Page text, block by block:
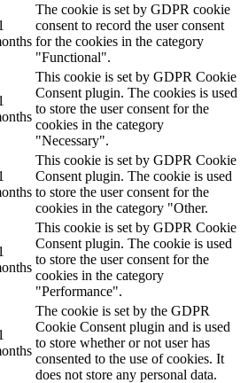
The cookie is set by GDPR cookie
consent to record the user consent
for the cookies in the category
"Functional".
This cookie is set by GDPR Cookie
Consent plugin. The cookies is used
to store the user consent for the
cookies in the category
"Necessary".
This cookie is set by GDPR Cookie
Consent plugin. The cookie is used
to store the user consent for the
cookies in the category "Other.
This cookie is set by GDPR Cookie
Consent plugin. The cookie is used
to store the user consent for the
cookies in the category
"Performance".
The cookie is set by the GDPR
Cookie Consent plugin and is used
to store whether or not user has
consented to the use of cookies. It
does not store any personal data.